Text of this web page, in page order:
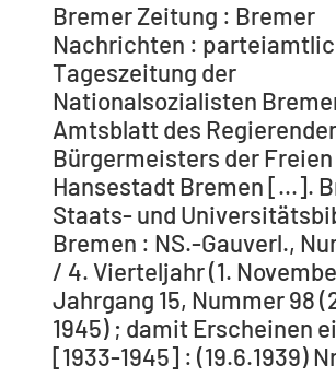
Bremer Zeitung : Bremer
Nachrichten :
Tageszeitung der
Nationalsozialisten
Amtsblatt des
Bürgermeisters der Freien
Hansestadt Bremen [...].
Staats- und
Bremen : NS.-Gauverl.,
/ 4. Vierteljahr (1.
Jahrgang 15, Nummer 98
1945) ; damit Erscheinen
[1933-1945] : (19.6.1939)